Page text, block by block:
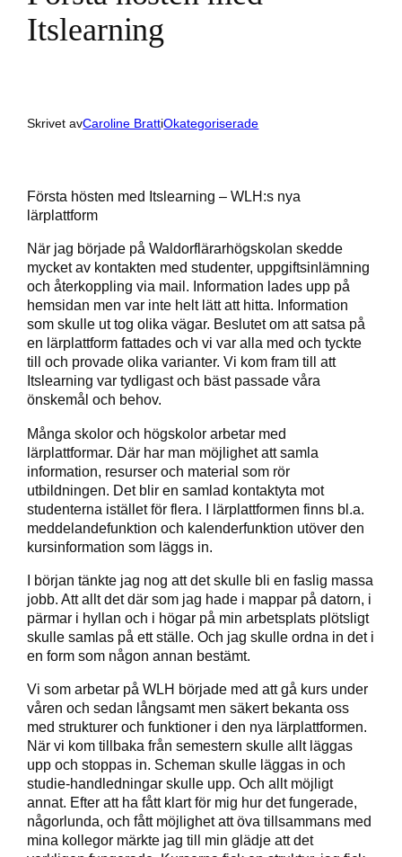
Itslearning
Skrivet avCaroline BrattiOkategoriserade
Första hösten med Itslearning – WLH:s nya
lärplattform
När jag började på Waldorflärarhögskolan skedde
mycket av kontakten med studenter, uppgiftsinlämning
och återkoppling via mail. Information lades upp på
hemsidan men var inte helt lätt att hitta. Information
som skulle ut tog olika vägar. Beslutet om att satsa på
en lärplattform fattades och vi var alla med och tyckte
till och provade olika varianter. Vi kom fram till att
Itslearning var tydligast och bäst passade våra
önskemål och behov.
Många skolor och högskolor arbetar med
lärplattformar. Där har man möjlighet att samla
information, resurser och material som rör
utbildningen. Det blir en samlad kontaktyta mot
studenterna istället för flera. I lärplattformen finns bl.a.
meddelandefunktion och kalenderfunktion utöver den
kursinformation som läggs in.
I början tänkte jag nog att det skulle bli en faslig massa
jobb. Att allt det där som jag hade i mappar på datorn, i
pärmar i hyllan och i högar på min arbetsplats plötsligt
skulle samlas på ett ställe. Och jag skulle ordna in det i
en form som någon annan bestämt.
Vi som arbetar på WLH började med att gå kurs under
våren och sedan långsamt men säkert bekanta oss
med strukturer och funktioner i den nya lärplattformen.
När vi kom tillbaka från semestern skulle allt läggas
upp och stoppas in. Scheman skulle läggas in och
studie-handledningar skulle upp. Och allt möjligt
annat. Efter att ha fått klart för mig hur det fungerade,
någorlunda, och fått möjlighet att öva tillsammans med
mina kollegor märkte jag till min glädje att det